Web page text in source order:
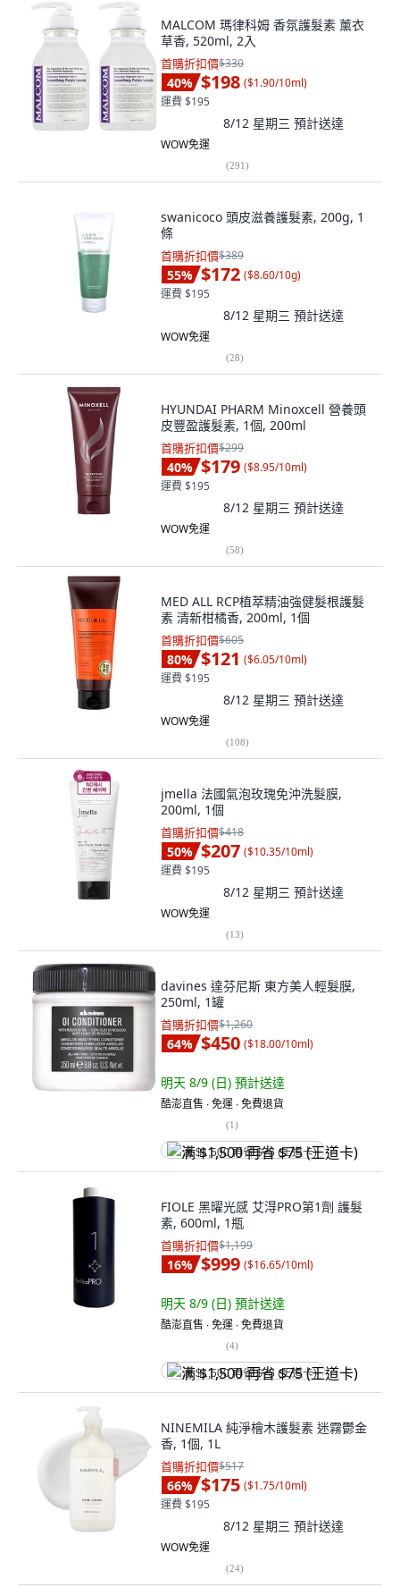
MALCOM 瑪律科姆 香氛護髮素 薰衣
草香, 520ml, 2入
首購折扣價$330
40% $198 ($1.90/10ml)
運費 $195
8/12 星期三 預計送達
WOW免運
(291)
swanicoco 頭皮滋養護髮素, 200g, 1
條
首購折扣價$389
55% $172 ($8.60/10g)
運費 $195
8/12 星期三 預計送達
WOW免運
(28)
HYUNDAI PHARM Minoxcell 營養頭
皮豐盈護髮素, 1個, 200ml
首購折扣價$299
40% $179 ($8.95/10ml)
運費 $195
8/12 星期三 預計送達
WOW免運
(58)
MED ALL RCP植萃精油強健髮根護髮
素 清新柑橘香, 200ml, 1個
首購折扣價$605
80% $121 ($6.05/10ml)
運費 $195
8/12 星期三 預計送達
WOW免運
(108)
jmella 法國氣泡玫瑰免沖洗髮膜,
200ml, 1個
首購折扣價$418
50% $207 ($10.35/10ml)
運費 $195
8/12 星期三 預計送達
WOW免運
(13)
davines 達芬尼斯 東方美人輕髮膜,
250ml, 1罐
首購折扣價$1,260
64% $450 ($18.00/10ml)
明天 8/9 (日) 預計送達
酷澎直售 ∙ 免運 ∙ 免費退貨
(1)
满 $1,500 再省 $75 (王道卡)
FIOLE 黑曜光感 艾淂PRO第1劑 護髮
素, 600ml, 1瓶
首購折扣價$1,199
16% $999 ($16.65/10ml)
明天 8/9 (日) 預計送達
酷澎直售 ∙ 免運 ∙ 免費退貨
(4)
满 $1,500 再省 $75 (王道卡)
NINEMILA 純淨檜木護髮素 迷霧鬱金
香, 1個, 1L
首購折扣價$517
66% $175 ($1.75/10ml)
運費 $195
8/12 星期三 預計送達
WOW免運
(24)